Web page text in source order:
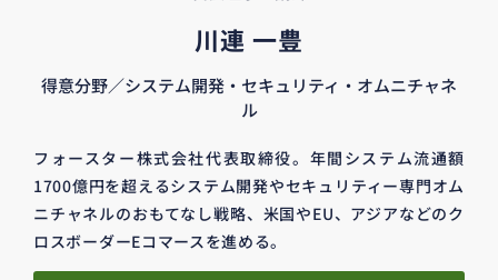
川連 一豊
得意分野／システム開発・セキュリティ・オムニチャネ
ル
フォースター株式会社代表取締役。年間システム流通額
1700億円を超えるシステム開発やセキュリティー専門オム
ニチャネルのおもてなし戦略、米国やEU、アジアなどのク
ロスボーダーEコマースを進める。